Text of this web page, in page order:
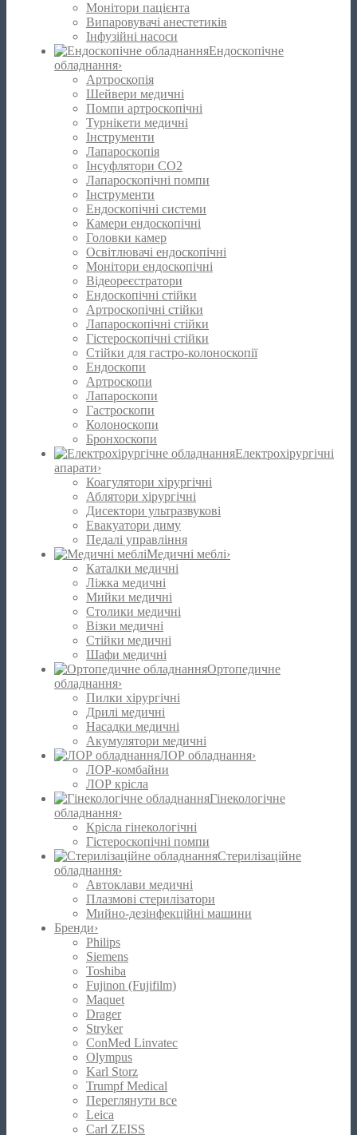
Монітори пацієнта
Випаровувачі анестетиків
Інфузійні насоси
Ендоскопічне
обладнання›
Артроскопія
Шейвери медичні
Помпи артроскопічні
Турнікети медичні
Інструменти
Лапароскопія
Інсуфлятори CO2
Лапароскопічні помпи
Інструменти
Ендоскопічні системи
Камери ендоскопічні
Головки камер
Освітлювачі ендоскопічні
Монітори ендоскопічні
Відеореєстратори
Ендоскопічні стійки
Артроскопічні стійки
Лапароскопічні стійки
Гістероскопічні стійки
Стійки для гастро-колоноскопії
Ендоскопи
Артроскопи
Лапароскопи
Гастроскопи
Колоноскопи
Бронхоскопи
Електрохірургічні
апарати›
Коагулятори хірургічні
Аблятори хірургічні
Дисектори ультразвукові
Евакуатори диму
Педалі управління
Медичні меблі›
Каталки медичні
Ліжка медичні
Мийки медичні
Столики медичні
Візки медичні
Стійки медичні
Шафи медичні
Ортопедичне
обладнання›
Пилки хірургічні
Дрилі медичні
Насадки медичні
Акумулятори медичні
ЛОР обладнання›
ЛОР-комбайни
ЛОР крісла
Гінекологічне
обладнання›
Крісла гінекологічні
Гістероскопічні помпи
Стерилізаційне
обладнання›
Автоклави медичні
Плазмові стерилізатори
Мийно-дезінфекційні машини
Бренди›
Philips
Siemens
Toshiba
Fujinon (Fujifilm)
Maquet
Drager
Stryker
ConMed Linvatec
Olympus
Karl Storz
Trumpf Medical
Переглянути все
Leica
Carl ZEISS